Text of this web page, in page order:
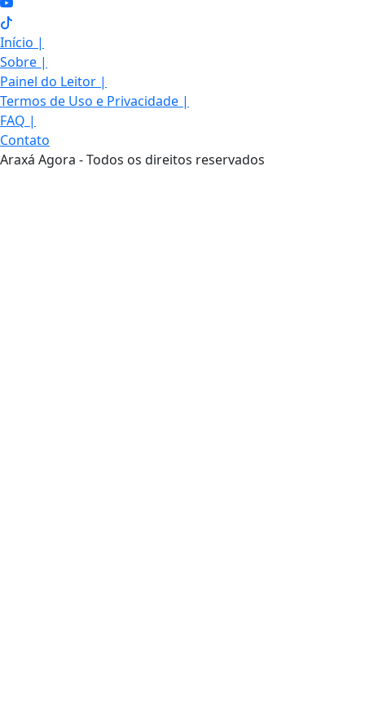
Início |
Sobre |
Painel do Leitor |
Termos de Uso e Privacidade |
FAQ |
Contato
Araxá Agora - Todos os direitos reservados